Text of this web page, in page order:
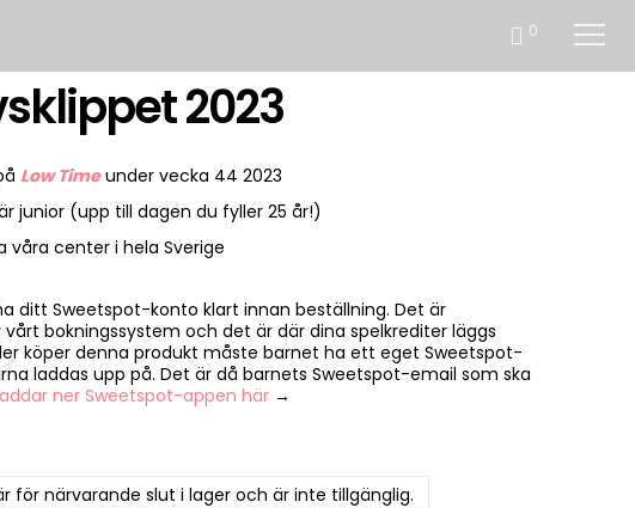
0
2023
Low Timeunder vecka 44 2023
junior (upp till dagen du fyller 25 år!)
våra center i hela Sverige
ditt Sweetspot-konto klart innan beställning. Det är
bokningssystem och det är där dina spelkrediter läggs
köper denna produkt måste barnet ha ett eget Sweetspot-
laddas upp på. Det är då barnets Sweetspot-email som ska
ner Sweetspot-appen här →
för närvarande slut i lager och är inte tillgänglig.